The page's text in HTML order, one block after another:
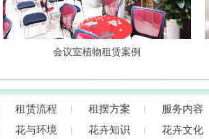
会议室植物租赁案例
租赁流程 租摆方案 服务内容
花与环境 花卉知识 花卉文化